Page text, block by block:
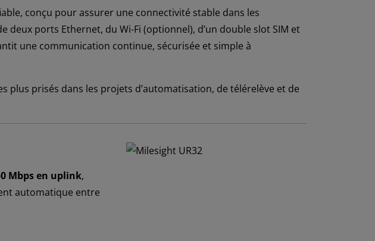
conçu pour assurer une connectivité stable dans les
deux ports Ethernet, du Wi-Fi (optionnel), d’un double slot SIM et
une communication continue, sécurisée et simple à
plus prisés dans les projets d’automatisation, de télérelève et de
Mbps en uplink,
automatique entre